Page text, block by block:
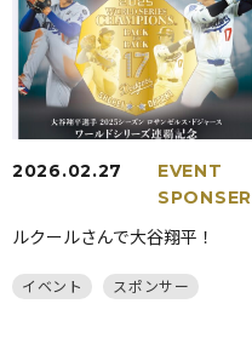
2026.02.27
EVENT
SPONSER
ルクールさんで大谷翔平！
イベント スポンサー